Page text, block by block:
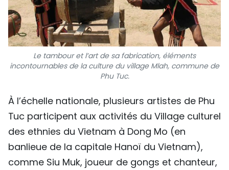
Le tambour et l’art de sa fabrication, éléments
incontournables de la culture du village Mlah, commune de
Phu Tuc.
À l’échelle nationale, plusieurs artistes de Phu
Tuc participent aux activités du Village culturel
des ethnies du Vietnam à Dong Mo (en
banlieue de la capitale Hanoï du Vietnam),
comme Siu Muk, joueur de gongs et chanteur,